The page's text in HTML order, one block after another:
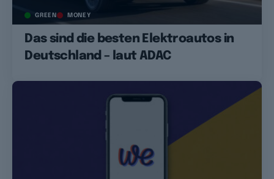
GREEN MONEY
Das sind die besten Elektroautos in
Deutschland – laut ADAC